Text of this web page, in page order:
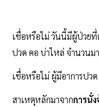
เชื่อหรือไม่ วันนี้มีผู้ป่วยที่
ปวด คอ บ่าไหล่ จำนวนม
เชื่อหรือไม่ ผู้มีอาการปว
สาเหตุหลักมาจากการนั่